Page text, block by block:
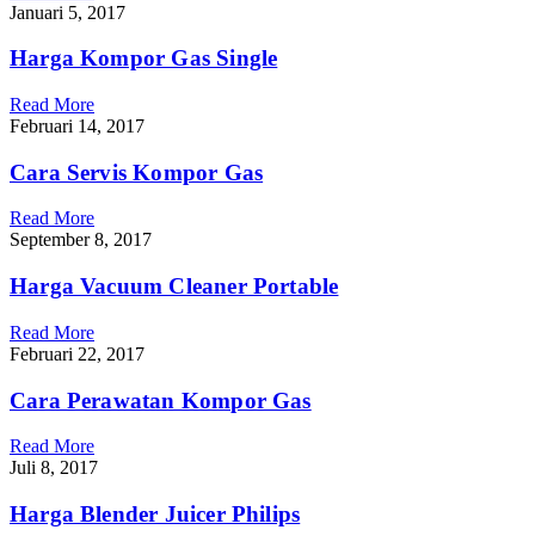
Januari 5, 2017
Harga Kompor Gas Single
Read More
Februari 14, 2017
Cara Servis Kompor Gas
Read More
September 8, 2017
Harga Vacuum Cleaner Portable
Read More
Februari 22, 2017
Cara Perawatan Kompor Gas
Read More
Juli 8, 2017
Harga Blender Juicer Philips